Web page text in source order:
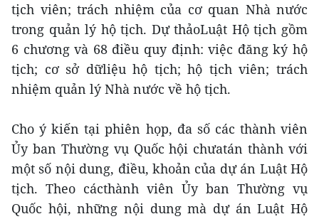
tịch viên; trách nhiệm của cơ quan Nhà nước
trong quản lý hộ tịch. Dự thảoLuật Hộ tịch gồm
6 chương và 68 điều quy định: việc đăng ký hộ
tịch; cơ sở dữliệu hộ tịch; hộ tịch viên; trách
nhiệm quản lý Nhà nước về hộ tịch.
Cho ý kiến tại phiên họp, đa số các thành viên
Ủy ban Thường vụ Quốc hội chưatán thành với
một số nội dung, điều, khoản của dự án Luật Hộ
tịch. Theo cácthành viên Ủy ban Thường vụ
Quốc hội, những nội dung mà dự án Luật Hộ